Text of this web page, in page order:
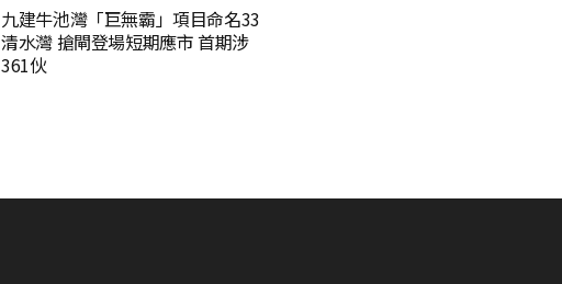
九建牛池灣「巨無霸」項目命名33
清水灣 搶閘登場短期應市 首期涉
361伙